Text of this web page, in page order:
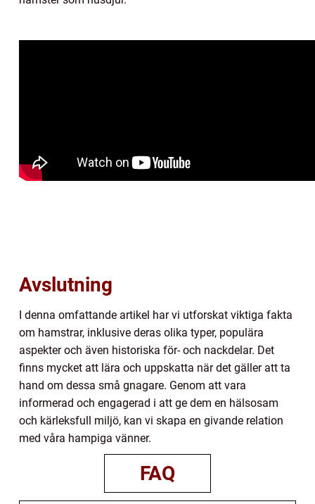
Avslutning
I denna omfattande artikel har vi utforskat viktiga fakta
om hamstrar, inklusive deras olika typer, populära
aspekter och även historiska för- och nackdelar. Det
finns mycket att lära och uppskatta när det gäller att ta
hand om dessa små gnagare. Genom att vara
informerad och engagerad i att ge dem en hälsosam
och kärleksfull miljö, kan vi skapa en givande relation
med våra hampiga vänner.
FAQ